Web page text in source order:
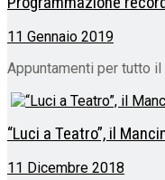
11 Gennaio 2019
Appuntamenti per tutto il
“Luci a Teatro”, il
11 Dicembre 2018